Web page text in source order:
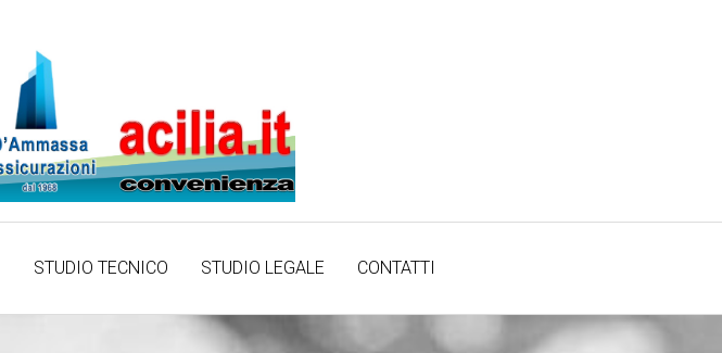
STUDIO TECNICO STUDIO LEGALE CONTATTI